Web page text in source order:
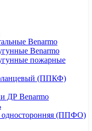
Benarmo
Benarmo
пожарные
(ППКФ)
ДР Benarmo
односторонняя (ППФО)